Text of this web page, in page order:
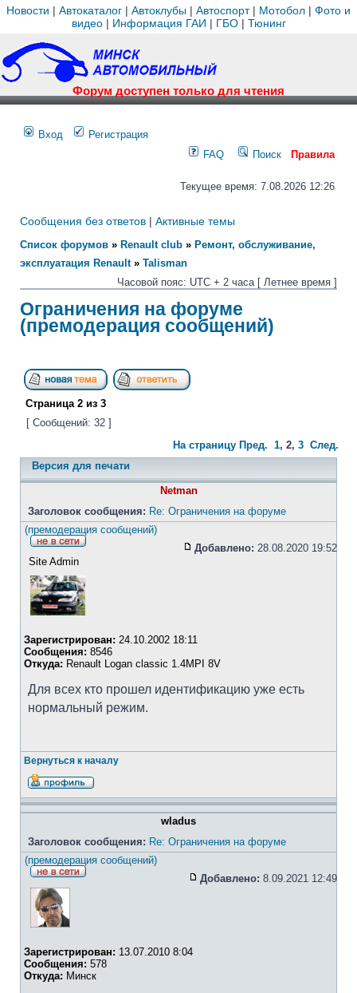
Новости | Автокаталог | Автоклубы | Автоспорт| Мотобол | Фото и
видео| Информация ГАИ | ГБО| Тюнинг
Форум доступен только для чтения
Вход
Регистрация
FAQ
Поиск Правила
Текущее время: 7.08.2026 12:26
Сообщения без ответов | Активные темы
Список форумов » Renault club » Ремонт, обслуживание,
эксплуатация Renault» Talisman
Часовой пояс: UTC + 2 часа [ Летнее время ]
Ограничения на форуме
(премодерация сообщений)
Страница 2 из 3
[ Сообщений: 32 ]
На страницу Пред. 1, 2, 3 След.
Версия для печати
Netman
Заголовок сообщения: Re: Ограничения на форуме
(премодерация сообщений)
Добавлено: 28.08.2020 19:52
Site Admin
Зарегистрирован: 24.10.2002 18:11
Сообщения: 8546
Откуда: Renault Logan classic 1.4MPI 8V
Для всех кто прошел идентификацию уже есть
нормальный режим.
Вернуться к началу
wladus
Заголовок сообщения: Re: Ограничения на форуме
(премодерация сообщений)
Добавлено: 8.09.2021 12:49
Зарегистрирован: 13.07.2010 8:04
Сообщения: 578
Откуда: Минск